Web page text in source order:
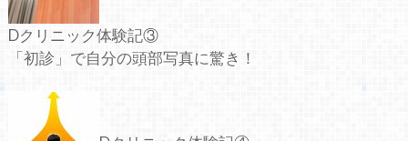
Dクリニック体験記③
「初診」で自分の頭部写真に驚き！